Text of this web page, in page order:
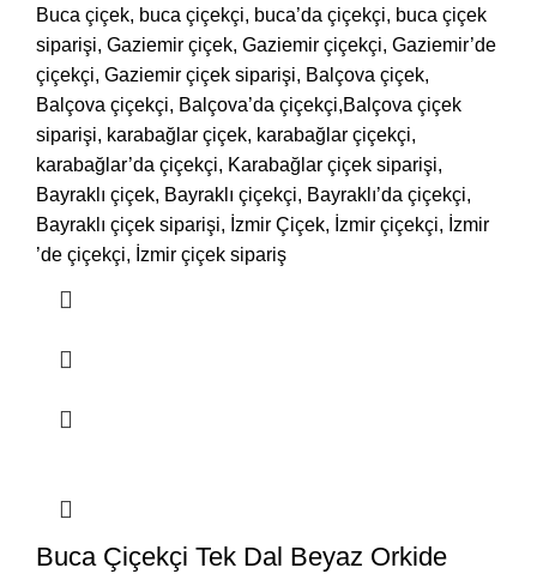
Buca çiçek, buca çiçekçi, buca’da çiçekçi, buca çiçek
siparişi, Gaziemir çiçek, Gaziemir çiçekçi, Gaziemir’de
çiçekçi, Gaziemir çiçek siparişi, Balçova çiçek,
Balçova çiçekçi, Balçova’da çiçekçi,Balçova çiçek
siparişi, karabağlar çiçek, karabağlar çiçekçi,
karabağlar’da çiçekçi, Karabağlar çiçek siparişi,
Bayraklı çiçek, Bayraklı çiçekçi, Bayraklı’da çiçekçi,
Bayraklı çiçek siparişi, İzmir Çiçek, İzmir çiçekçi, İzmir
’de çiçekçi, İzmir çiçek sipariş
Buca Çiçekçi Tek Dal Beyaz Orkide